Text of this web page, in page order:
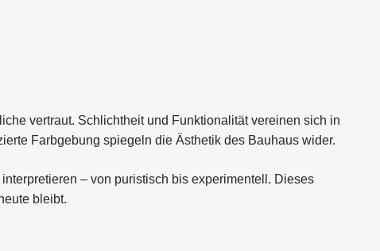
vertraut. Schlichtheit und Funktionalität vereinen sich in
Farbgebung spiegeln die Ästhetik des Bauhaus wider.
– von puristisch bis experimentell. Dieses
bleibt.